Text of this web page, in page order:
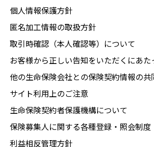
個人情報保護方針
匿名加工情報の取扱方針
取引時確認（本人確認等）について
お客様から正しい告知をいただくにあた
他の生命保険会社との保険契約情報の共
サイト利用上のご注意
生命保険契約者保護機構について
保険募集人に関する各種登録・照会制度
利益相反管理方針